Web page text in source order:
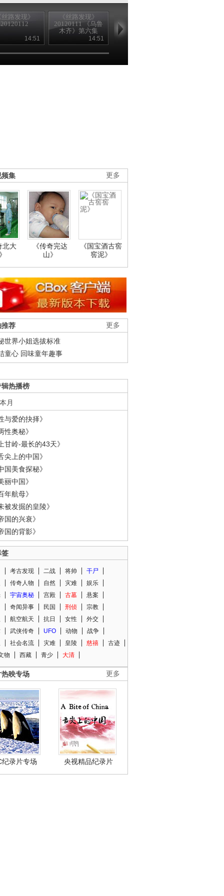
路发现》
20120112
14:51
《丝路发现》
20120111 《乌鲁
木齐》第六集
14:51
20120316 《阜
更多
频集
北大
《传奇完达
山》
《国宝酒古窖
窖泥》
更多
推荐
世界小姐选拔标准
童心 回味童年趣事
热播榜
本月
与爱的抉择》
性奥秘》
甘岭-最长的43天》
尖上的中国》
国美食探秘》
丽中国》
年航母》
被发掘的皇陵》
国的兴衰》
国的背影》
签
考古发现 二战 将帅
干尸
传奇人物 自然 灾难
娱乐
宇宙奥秘 宫殿 古墓
悬案
奇闻异事 民国 刑侦
宗教
航空航天 抗日 女性
外交
武侠传奇 UFO 动物
战争
社会名流 灾难 皇陵 慈禧
古迹
物
西藏 青少 大清
更多
映专场
纪录片专场 央视精品纪录片